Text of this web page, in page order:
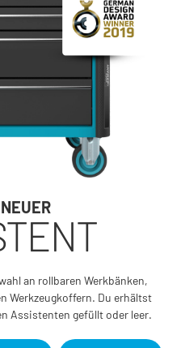
an rollbaren Werkbänken,
Werkzeugkoffern. Du erhältst
Assistenten gefüllt oder leer.